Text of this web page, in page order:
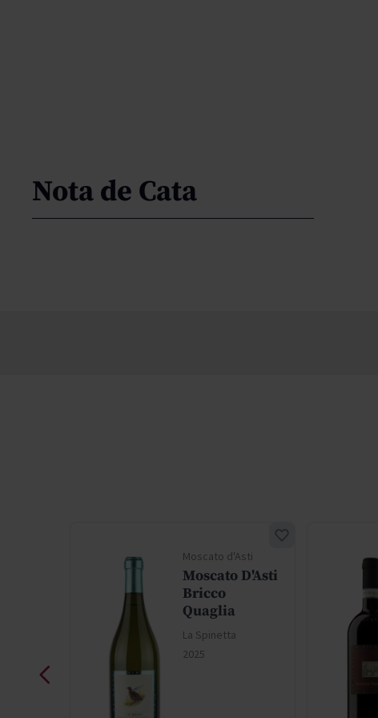
Nota de Cata
Moscato d'Asti
Moscato D'Asti
Bricco
Quaglia
La Spinetta
2025